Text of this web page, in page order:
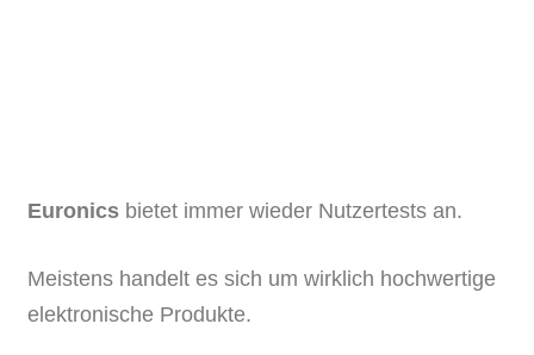
Euronicsbietet immer wieder Nutzertests an.
Meistens handelt es sich um wirklich hochwertige
elektronische Produkte.